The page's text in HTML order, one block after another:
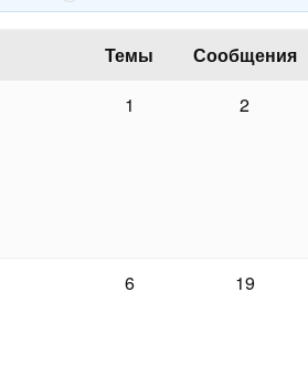
Темы Сообщения
1 2
6 19